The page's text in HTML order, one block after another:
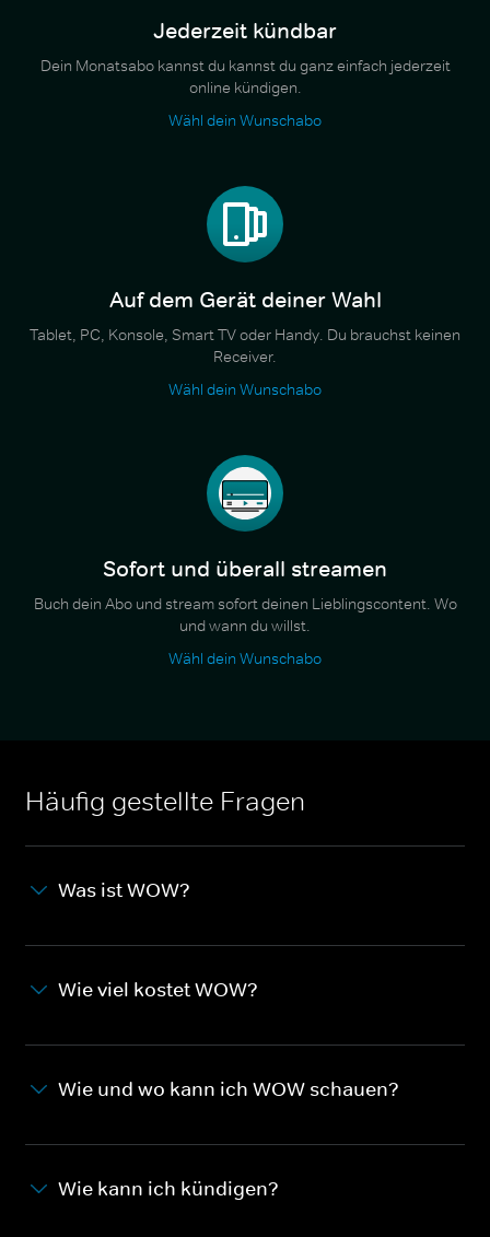
Jederzeit kündbar
Dein Monatsabo kannst du kannst du ganz einfach jederzeit
online kündigen.
Wähl dein Wunschabo
Auf dem Gerät deiner Wahl
Tablet, PC, Konsole, Smart TV oder Handy. Du brauchst keinen
Receiver.
Wähl dein Wunschabo
Sofort und überall streamen
Buch dein Abo und stream sofort deinen Lieblingscontent. Wo
und wann du willst.
Wähl dein Wunschabo
Häufig gestellte Fragen
Was ist WOW?
Wie viel kostet WOW?
Wie und wo kann ich WOW schauen?
Wie kann ich kündigen?